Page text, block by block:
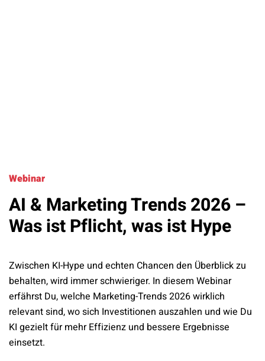
Webinar
AI & Marketing Trends 2026 –
Was ist Pflicht, was ist Hype
Zwischen KI-Hype und echten Chancen den Überblick zu
behalten, wird immer schwieriger. In diesem Webinar
erfährst Du, welche Marketing-Trends 2026 wirklich
relevant sind, wo sich Investitionen auszahlen und wie Du
KI gezielt für mehr Effizienz und bessere Ergebnisse
einsetzt.